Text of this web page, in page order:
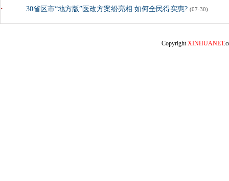
· 30省区市“地方版”医改方案纷亮相 如何全民得实惠? (07-30)
CopyrightXINHUANET